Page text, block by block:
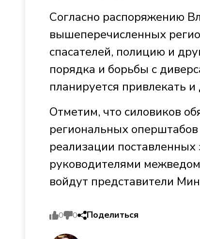
Согласно распоряжению
вышеперечисленных
спасателей, полицию и
порядка и борьбы с
планируется привлекать
Отметим, что силовиков
региональных
реализации
руководителями
войдут представители
0 0 Поделиться